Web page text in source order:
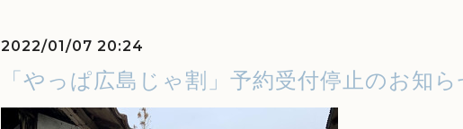
2022/01/07 20:24
「やっぱ広島じゃ割」予約受付停止のお知